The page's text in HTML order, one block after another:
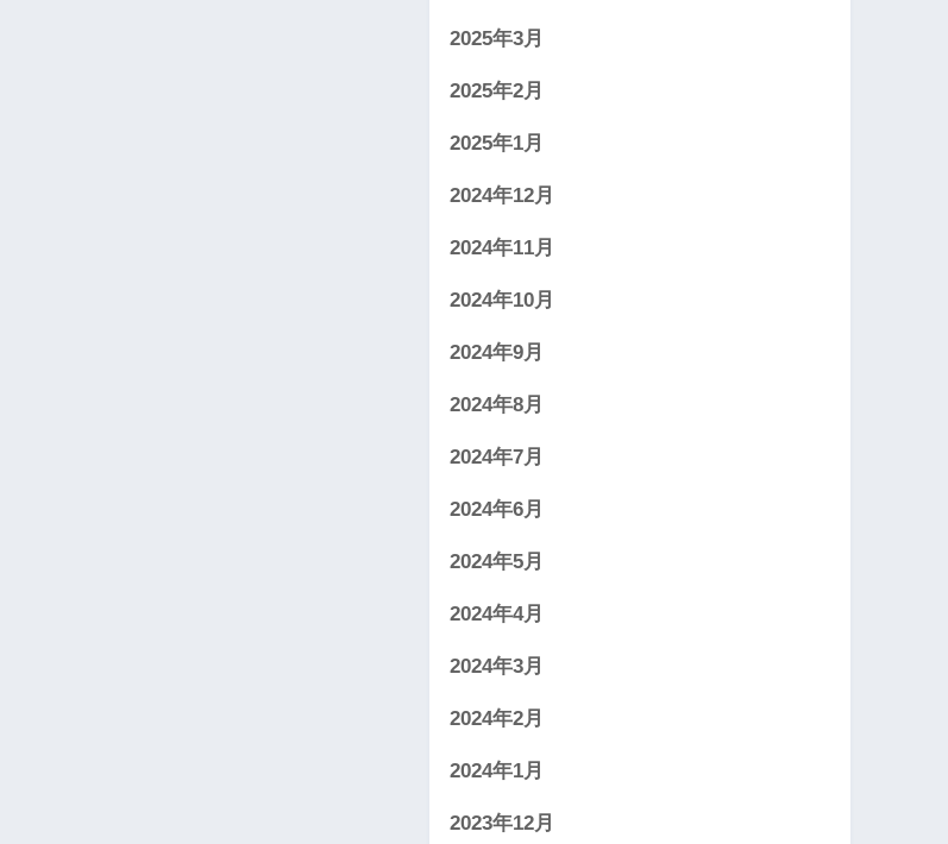
2025年3月
2025年2月
2025年1月
2024年12月
2024年11月
2024年10月
2024年9月
2024年8月
2024年7月
2024年6月
2024年5月
2024年4月
2024年3月
2024年2月
2024年1月
2023年12月